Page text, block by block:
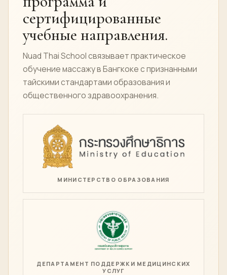
сертифицированные
учебные направления.
Nuad Thai School связывает практическое
обучение массажу в Бангкоке с признанными
тайскими стандартами образования и
общественного здравоохранения.
МИНИСТЕРСТВО ОБРАЗОВАНИЯ
ДЕПАРТАМЕНТ ПОДДЕРЖКИ МЕДИЦИНСКИХ
УСЛУГ